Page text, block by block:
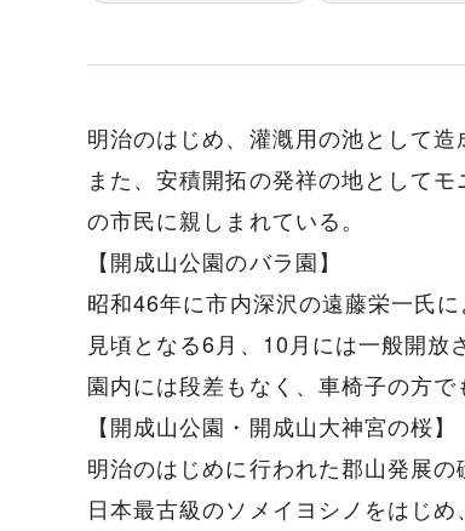
明治のはじめ、灌漑用の池として
また、安積開拓の発祥の地として
の市民に親しまれている。
【開成山公園のバラ園】
昭和46年に市内深沢の遠藤栄一氏
見頃となる6月、10月には一般開放
園内には段差もなく、車椅子の方で
【開成山公園・開成山大神宮の桜】
明治のはじめに行われた郡山発展の
日本最古級のソメイヨシノをはじ